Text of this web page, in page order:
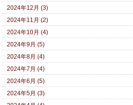
2024年12月 (3)
2024年11月 (2)
2024年10月 (4)
2024年9月 (5)
2024年8月 (4)
2024年7月 (4)
2024年6月 (5)
2024年5月 (3)